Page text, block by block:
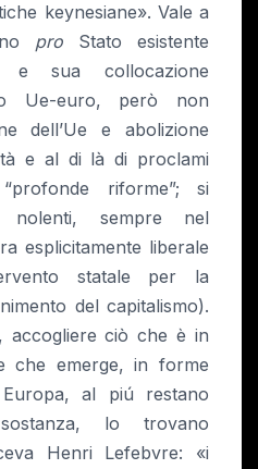
keynesiane». Vale a
pro Stato esistente
e sua collocazione
Ue-euro, però non
dell’Ue e abolizione
e al di là di proclami
riforme”; si
sempre nel
esplicitamente liberale
statale per la
del capitalismo).
accogliere ciò che è in
che emerge, in forme
al piú restano
lo trovano
Henri Lefebvre: «i